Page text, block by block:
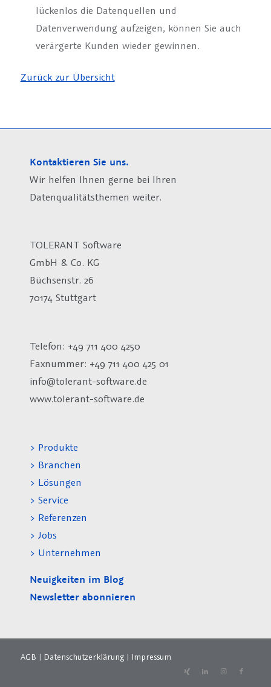
lückenlos die Datenquellen und
Datenverwendung aufzeigen, können Sie auch
verärgerte Kunden wieder gewinnen.
Zurück zur Übersicht
Kontaktieren Sie uns.
Wir helfen Ihnen gerne bei Ihren
Datenqualitätsthemen weiter.
TOLERANT Software
GmbH & Co. KG
Büchsenstr. 26
70174 Stuttgart
Telefon: +49 711 400 4250
Faxnummer: +49 711 400 425 01
info@tolerant-software.de
www.tolerant-software.de
> Produkte
> Branchen
> Lösungen
> Service
> Referenzen
> Jobs
> Unternehmen
Neuigkeiten im Blog
Newsletter abonnieren
AGB | Datenschutzerklärung| Impressum